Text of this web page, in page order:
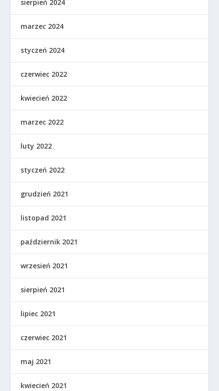
sierpień 2024
marzec 2024
styczeń 2024
czerwiec 2022
kwiecień 2022
marzec 2022
luty 2022
styczeń 2022
grudzień 2021
listopad 2021
październik 2021
wrzesień 2021
sierpień 2021
lipiec 2021
czerwiec 2021
maj 2021
kwiecień 2021